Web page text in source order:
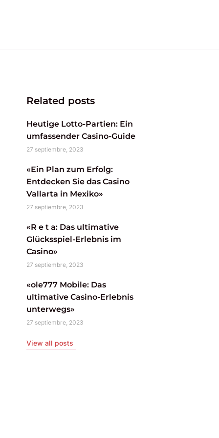
Related posts
Heutige Lotto-Partien: Ein
umfassender Casino-Guide
27 septiembre, 2023
«Ein Plan zum Erfolg:
Entdecken Sie das Casino
Vallarta in Mexiko»
27 septiembre, 2023
«R e t a: Das ultimative
Glücksspiel-Erlebnis im
Casino»
27 septiembre, 2023
«ole777 Mobile: Das
ultimative Casino-Erlebnis
unterwegs»
27 septiembre, 2023
View all posts